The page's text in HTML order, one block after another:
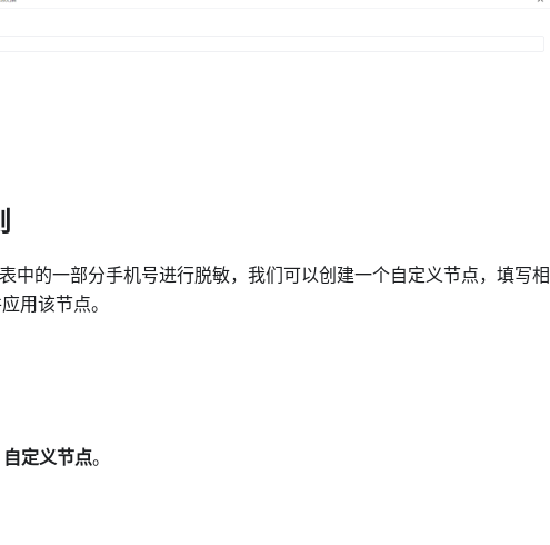
中的一部分手机号进行脱敏，我们可以创建一个自定义节点，填写相
用该节点。
自定义节点。